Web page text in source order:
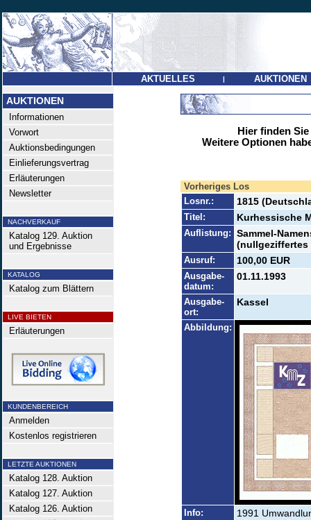
AKTUELLES | AUKTIONEN
AUKTIONEN
Informationen
Vorwort
Auktionsbedingungen
Einlieferungsvertrag
Erläuterungen
Newsletter
NACHVERKAUF
Katalog 129. Auktion
und Ergebnisse
KATALOG
Katalog zum Blättern
LIVE BIETEN
Erläuterungen
KUNDENBEREICH
Anmelden
Kostenlos registrieren
LETZTE AUKTIONEN
Katalog 128. Auktion
Katalog 127. Auktion
Katalog 126. Auktion
Hier finden
Weitere Optionen
Vorheriges Los
Losnr.:
1815
Titel: Kurhessische
Auflistung: Sammel-
(nullgeziffertes
Ausruf: 100,00 EUR
Ausgabe-
datum:
01.11.1993
Ausgabe-
ort:
Kassel
Abbildung:
Info:
1991